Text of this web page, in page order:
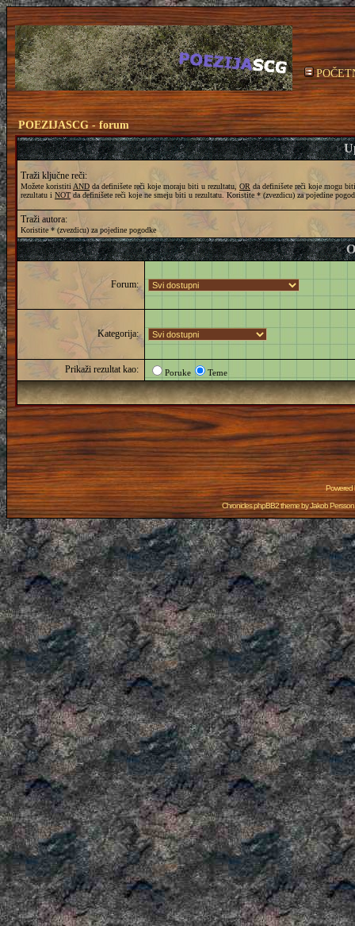
POEZIJASCG - forum
Traži ključne reči:
Možete koristiti AND da definišete reči koje moraju biti u rezultatu, OR da definišete reči koje mogu
rezultatu i NOTda definišete reči koje ne smeju biti u rezultatu. Koristite * (zvezdicu) za pojedine
Traži autora:
Koristite * (zvezdicu) za pojedine pogodke
Forum:
Kategorija:
Prikaži rezultat kao: Poruke Teme
Powered
Chronicles phpBB2 theme byJakob Persson